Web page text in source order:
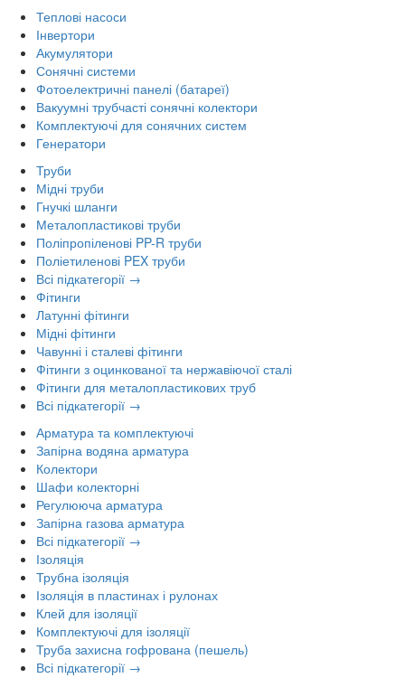
Теплові насоси
Інвертори
Акумулятори
Сонячні системи
Фотоелектричні панелі (батареї)
Вакуумні трубчасті сонячні колектори
Комплектуючі для сонячних систем
Генератори
Труби
Мідні труби
Гнучкі шланги
Металопластикові труби
Поліпропіленові PP-R труби
Поліетиленові PEX труби
Всі підкатегорії →
Фітинги
Латунні фітинги
Мідні фітинги
Чавунні і сталеві фітинги
Фітинги з оцинкованої та нержавіючої сталі
Фітинги для металопластикових труб
Всі підкатегорії →
Арматура та комплектуючі
Запірна водяна арматура
Колектори
Шафи колекторні
Регулююча арматура
Запірна газова арматура
Всі підкатегорії →
Ізоляція
Трубна ізоляція
Ізоляція в пластинах і рулонах
Клей для ізоляції
Комплектуючі для ізоляції
Труба захисна гофрована (пешель)
Всі підкатегорії →